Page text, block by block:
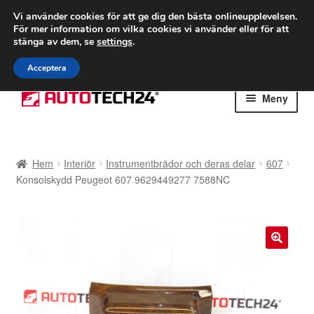
FRAKT från 75 kr
Världsomspännande frakt
Ring 766 924 713
Hoppa
till
Hoppa
till
Meny
Betalningar
Kolla upp
Hem Interiör Instrumentbrädor och deras delar
607
Konsolskydd Peugeot 607 9629449277 7588NC
Vi använder cookies för att ge dig den bästa onlineupplevelsen.
För mer information om vilka cookies vi använder eller för att
stänga av dem, se settings.
Acceptera